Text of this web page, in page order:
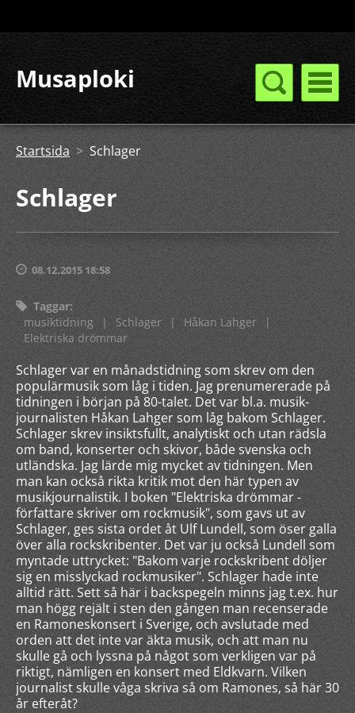
Musaploki
Startsida > Schlager
Schlager
08.12.2015 18:58
Taggar:
musiktidning
| Schlager | Håkan Lahger
|
Elektriska drömmar
Schlager var en månadstidning som skrev om den
populärmusik som låg i tiden. Jag prenumererade på
tidningen i början på 80-talet. Det var bl.a. musik-
journalisten Håkan Lahger som låg bakom Schlager.
Schlager skrev insiktsfullt, analytiskt och utan rädsla
om band, konserter och skivor, både svenska och
utländska. Jag lärde mig mycket av tidningen. Men
man kan också rikta kritik mot den här typen av
musikjournalistik. I boken "Elektriska drömmar -
författare skriver om rockmusik", som gavs ut av
Schlager, ges sista ordet åt Ulf Lundell, som öser galla
över alla rockskribenter. Det var ju också Lundell som
myntade uttrycket: "Bakom varje rockskribent döljer
sig en misslyckad rockmusiker". Schlager hade inte
alltid rätt. Sett så här i backspegeln minns jag t.ex. hur
man högg rejält i sten den gången man recenserade
en Ramoneskonsert i Sverige, och avslutade med
orden att det inte var äkta musik, och att man nu
skulle gå och lyssna på något som verkligen var på
riktigt, nämligen en konsert med Eldkvarn. Vilken
journalist skulle våga skriva så om Ramones, så här 30
år efteråt?